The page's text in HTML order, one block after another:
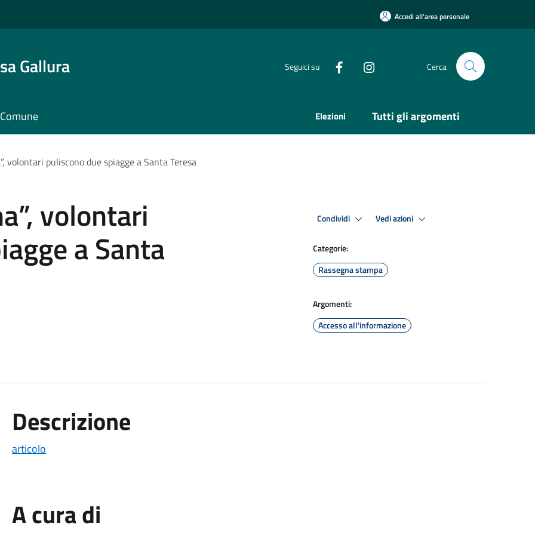
Accedi all'area personale
Gallura Seguici su Cerca
Elezioni Tutti gli argomenti
volontari puliscono due spiagge a Santa Teresa
volontari
a Santa
Condividi Vedi azioni
Categorie:
Rassegna stampa
Argomenti:
Accesso all'informazione
Descrizione
articolo
A cura di